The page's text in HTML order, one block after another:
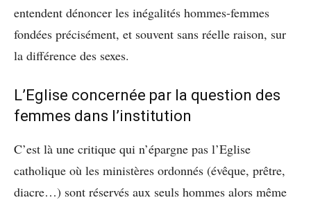
entendent dénoncer les inégalités hommes-femmes
fondées précisément, et souvent sans réelle raison, sur
la différence des sexes.
L’Eglise concernée par la question des
femmes dans l’institution
C’est là une critique qui n’épargne pas l’Eglise
catholique où les ministères ordonnés (évêque, prêtre,
diacre…) sont réservés aux seuls hommes alors même